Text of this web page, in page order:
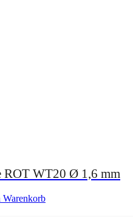
ROT WT20 Ø 1,6 mm
Warenkorb